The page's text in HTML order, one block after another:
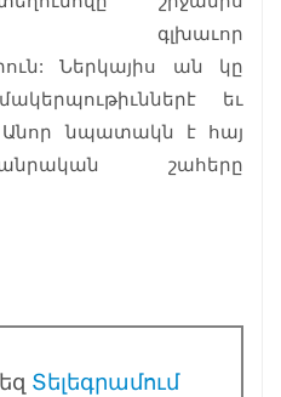
գլխաւոր
Ներկայիս ան կը
եւ
Անոր նպատակն է հայ
շահերը
Տելեգրամում